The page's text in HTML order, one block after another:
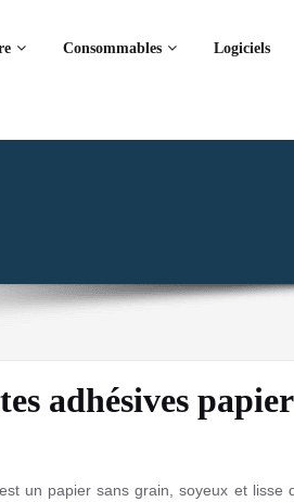
Consommables Logiciels
adhésives papier
un papier sans grain, soyeux et lisse